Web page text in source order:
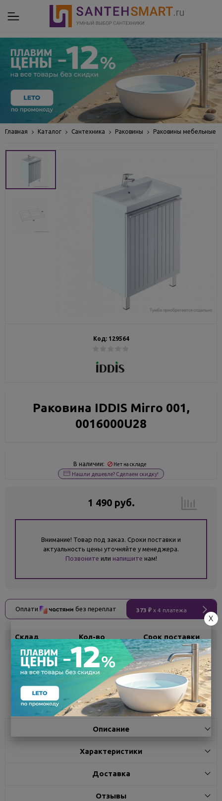
Главная Каталог Сантехника Раковины Раковины мебельные
Код: 129564
Раковина IDDIS Mirro 001,
0016000U28
В наличии: Нет на складе
Нашли дешевле? Сделаем скидку!
1 490 руб.
Внимание! Товар под заказ. Сроки поставки и
актуальность цены уточняйте у менеджера.
Позвоните или напишите нам!
Оплати без переплат 373 ₽ x 4 платежа
Склад Кол-во Срок поставки
Белгород под заказ 7 - 14 дней
Поделиться
Описание
Характеристики
Доставка
Отзывы
X